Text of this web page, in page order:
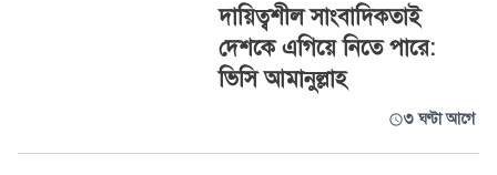
দায়িত্বশীল সাংবাদিকতাই
দেশকে এগিয়ে নিতে পারে:
ভিসি আমানুল্লাহ
৩ ঘণ্টা আগে